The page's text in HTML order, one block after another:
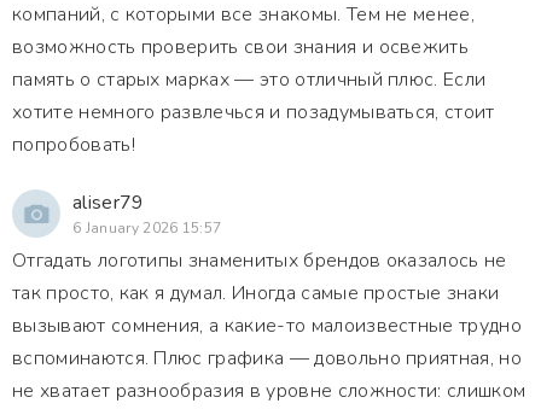
компаний, с которыми все знакомы. Тем не менее,
возможность проверить свои знания и освежить
память о старых марках — это отличный плюс. Если
хотите немного развлечься и позадумываться, стоит
попробовать!
aliser79
6 January 2026 15:57
Отгадать логотипы знаменитых брендов оказалось не
так просто, как я думал. Иногда самые простые знаки
вызывают сомнения, а какие-то малоизвестные трудно
вспоминаются. Плюс графика — довольно приятная, но
не хватает разнообразия в уровне сложности: слишком